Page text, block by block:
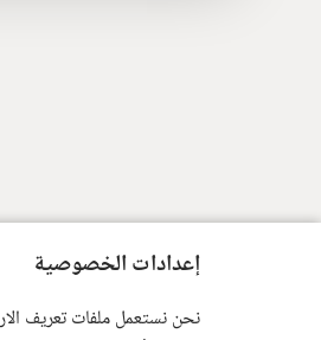
إعدادات الخصوصية
نحن نستعمل ملفات تعريف